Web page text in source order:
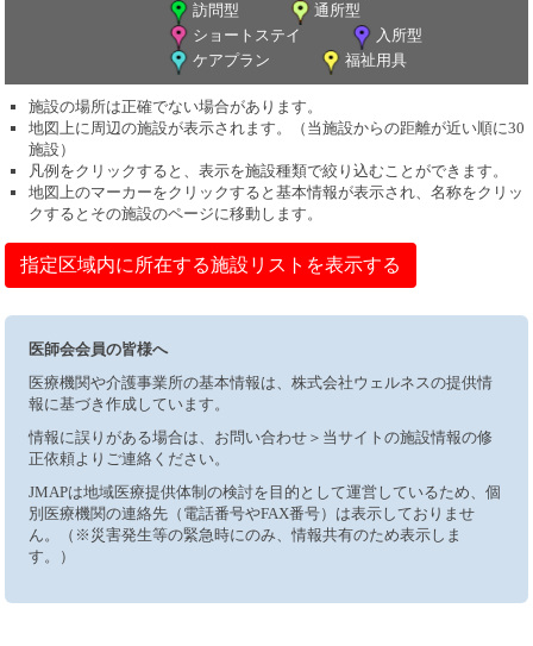
訪問型
通所型
ショートステイ
入所型
ケアプラン
福祉用具
施設の場所は正確でない場合があります。
地図上に周辺の施設が表示されます。（当施設からの距離が近い順に30
施設）
凡例をクリックすると、表示を施設種類で絞り込むことができます。
地図上のマーカーをクリックすると基本情報が表示され、名称をクリッ
クするとその施設のページに移動します。
指定区域内に所在する施設リストを表示する
医師会会員の皆様へ
医療機関や介護事業所の基本情報は、株式会社ウェルネスの提供情
報に基づき作成しています。
情報に誤りがある場合は、お問い合わせ＞当サイトの施設情報の修
正依頼よりご連絡ください。
JMAPは地域医療提供体制の検討を目的として運営しているため、個
別医療機関の連絡先（電話番号やFAX番号）は表示しておりませ
ん。（※災害発生等の緊急時にのみ、情報共有のため表示しま
す。）